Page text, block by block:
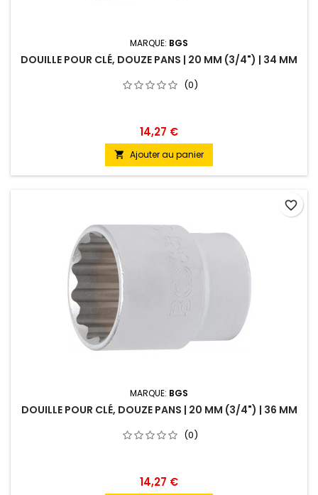
MARQUE: BGS
DOUILLE POUR CLÉ, DOUZE PANS | 20 MM (3/4") | 34 MM
(0)
14,27 €
 Ajouter au panier
MARQUE: BGS
DOUILLE POUR CLÉ, DOUZE PANS | 20 MM (3/4") | 36 MM
(0)
14,27 €
favorite_border